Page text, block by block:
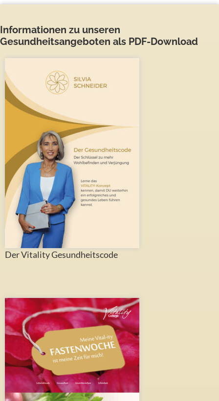
Informationen zu unseren
Gesundheitsangeboten als PDF-Download
Der Vitality Gesundheitscode